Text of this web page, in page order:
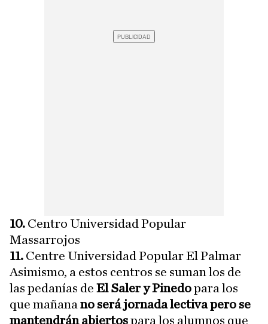
10. Centro Universidad Popular
Massarrojos
11. Centre Universidad Popular El Palmar
Asimismo, a estos centros se suman los de
las pedanías de El Saler y Pinedopara los
que mañana no será jornada lectiva pero se
mantendrán abiertospara los alumnos que